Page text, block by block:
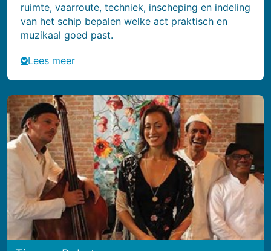
ruimte, vaarroute, techniek, inscheping en indeling
van het schip bepalen welke act praktisch en
muzikaal goed past.
Lees meer